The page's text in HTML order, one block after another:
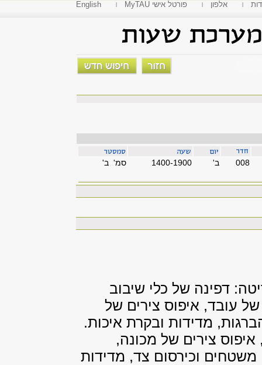
English MyTAU פורטל אישי אלפון
סמ' ב' 1400-1900 'ב 008
דפינה של כלי שיבוב
עובד, איפוס צירים של
מדידות ובקרת איכות.
צירים של מכונה,
וכירסום צד, מדידות